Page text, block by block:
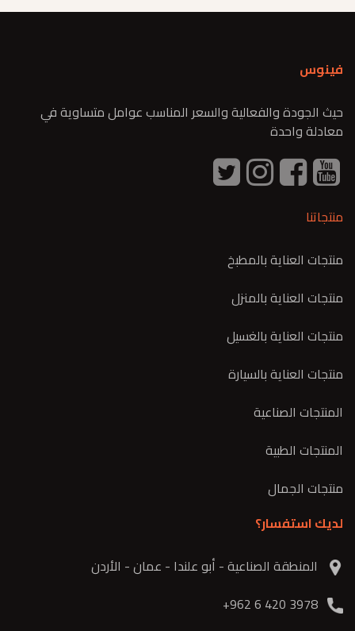
فينوس
حيث الجودة والفعالية والسعر المناسب عوامل متساوية في
معادلة واحدة
منتجاتنا
منتجات العناية بالمطبخ
منتجات العناية بالمنزل
منتجات العناية بالغسيل
منتجات العناية بالسيارة
المنتجات الصناعية
المنتجات الطبية
منتجات الجمال
لديك استفسار؟
المنطقة الصناعية - أبو علندا - عمان - الأردن